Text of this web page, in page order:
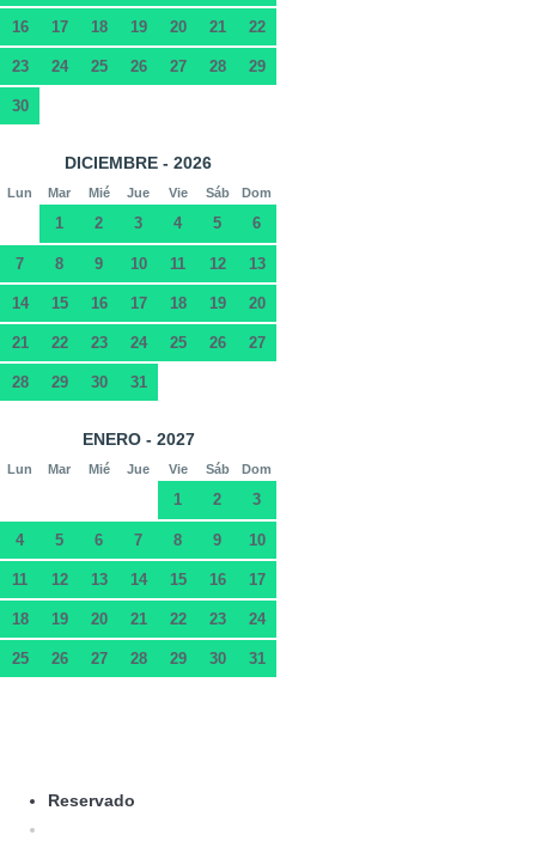
16 17 18 19 20 21 22
23 24 25 26 27 28 29
30
DICIEMBRE - 2026
Lun Mar Mié Jue Vie Sáb Dom
1 2 3 4 5 6
7 8 9 10 11 12 13
14 15 16 17 18 19 20
21 22 23 24 25 26 27
28 29 30 31
ENERO - 2027
Lun Mar Mié Jue Vie Sáb Dom
1 2 3
4 5 6 7 8 9 10
11 12 13 14 15 16 17
18 19 20 21 22 23 24
25 26 27 28 29 30 31
Reservado